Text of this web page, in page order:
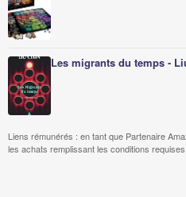
Les migrants du temps -
Liens rémunérés : en tant que Partenaire
les achats remplissant les conditions requises.